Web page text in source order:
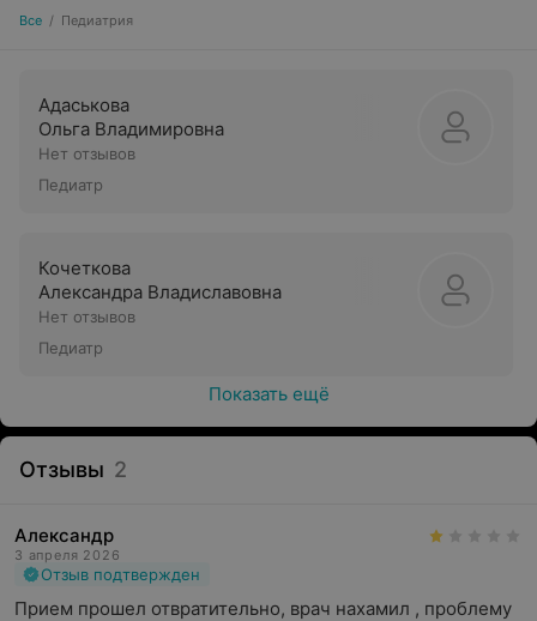
Все / Педиатрия
Адаськова
Ольга Владимировна
Нет отзывов
Педиатр
Кочеткова
Александра Владиславовна
Нет отзывов
Педиатр
Показать ещё
Отзывы 2
Александр
3 апреля 2026
Отзыв подтвержден
Прием прошел отвратительно, врач нахамил , проблему